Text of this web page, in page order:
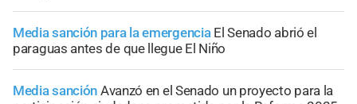
Media sanción para la emergencia El Senado abrió el
paraguas antes de que llegue El Niño
Media sanción Avanzó en el Senado un proyecto para la